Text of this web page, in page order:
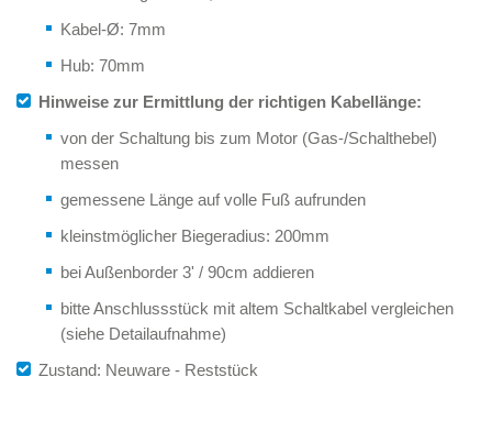
Kabel-Ø: 7mm
Hub: 70mm
Hinweise zur Ermittlung der richtigen Kabellänge:
von der Schaltung bis zum Motor (Gas-/Schalthebel)
messen
gemessene Länge auf volle Fuß aufrunden
kleinstmöglicher Biegeradius: 200mm
bei Außenborder 3' / 90cm addieren
bitte Anschlussstück mit altem Schaltkabel vergleichen
(siehe Detailaufnahme)
Zustand: Neuware - Reststück